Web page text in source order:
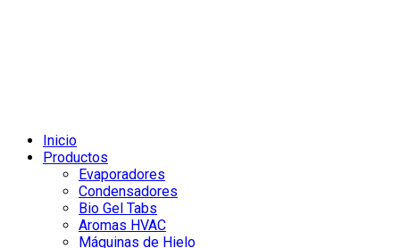
Inicio
Productos
Evaporadores
Condensadores
Bio Gel Tabs
Aromas HVAC
Máquinas de Hielo